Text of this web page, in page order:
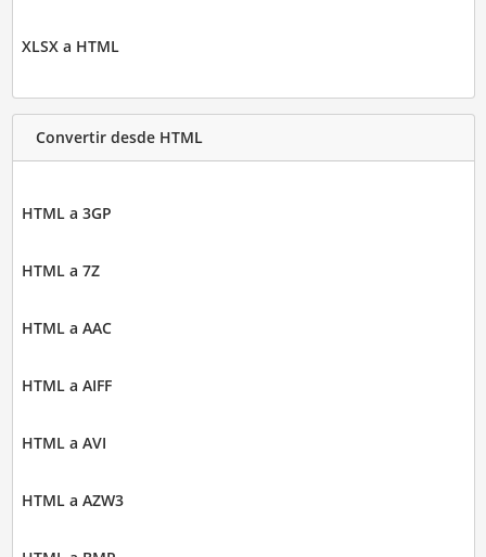
XLSX a HTML
Convertir desde HTML
HTML a 3GP
HTML a 7Z
HTML a AAC
HTML a AIFF
HTML a AVI
HTML a AZW3